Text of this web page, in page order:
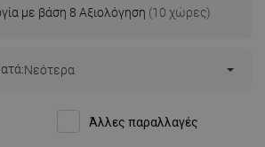
με βάση 8 Αξιολόγηση (10 χώρες)
Άλλες παραλλαγές
Νεότερα